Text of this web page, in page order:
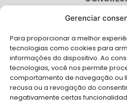
Gerenciar
Para proporcionar a melhor
tecnologias como cookies para
informações do dispositivo. Ao
tecnologias, você nos permite
comportamento de navegação ou
recusa ou a revogação do
negativamente certas
AGENDA
LGPD